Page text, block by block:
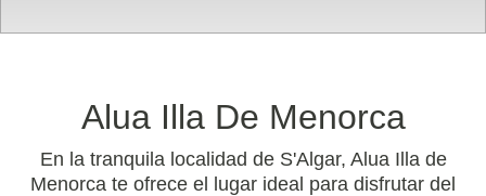
Alua Illa De Menorca
En la tranquila localidad de S'Algar, Alua Illa de
Menorca te ofrece el lugar ideal para disfrutar del